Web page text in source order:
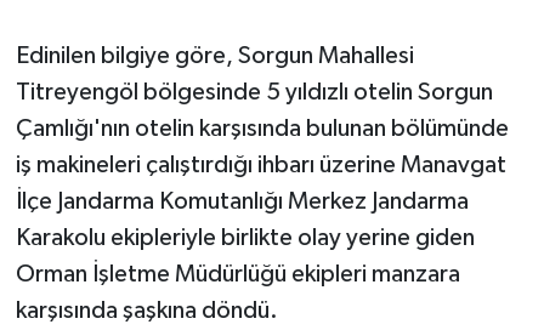
Edinilen bilgiye göre, Sorgun Mahallesi
Titreyengöl bölgesinde 5 yıldızlı otelin Sorgun
Çamlığı'nın otelin karşısında bulunan bölümünde
iş makineleri çalıştırdığı ihbarı üzerine Manavgat
İlçe Jandarma Komutanlığı Merkez Jandarma
Karakolu ekipleriyle birlikte olay yerine giden
Orman İşletme Müdürlüğü ekipleri manzara
karşısında şaşkına döndü.